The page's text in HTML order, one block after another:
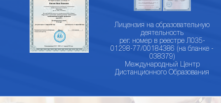
Лицензия на образовательную
деятельность
рег. номер в реестре Л035-
01298-77/00184386 (на бланке -
038379)
Международный Центр
Дистанционного Образования